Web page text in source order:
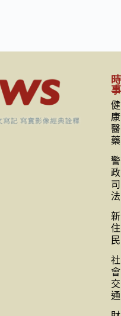
時
事
健
康
醫
藥
警
政
司
法
新
住
民
社
會
交
通